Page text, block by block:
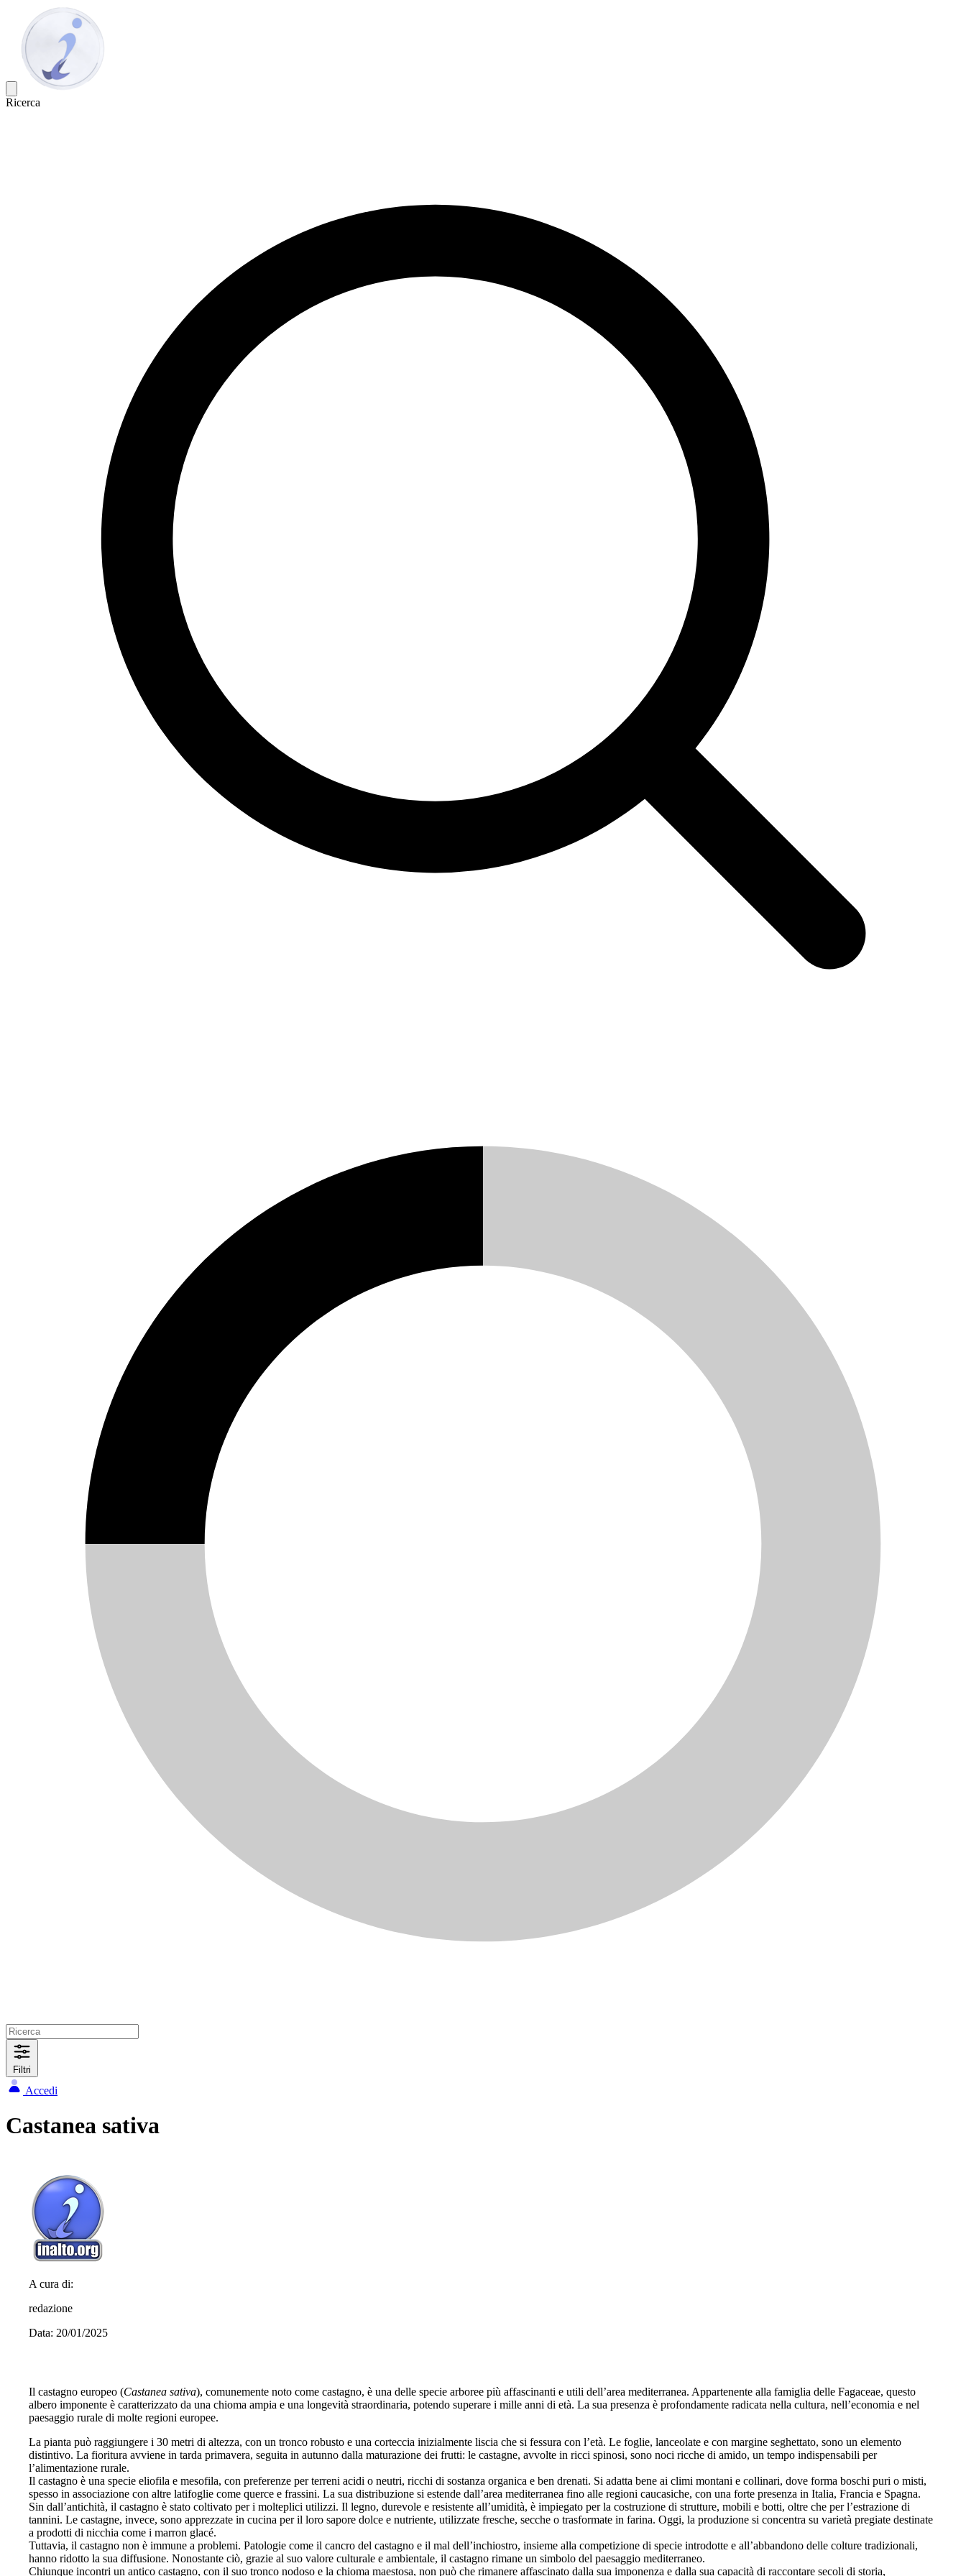
Ricerca
Filtri
Accedi
Castanea sativa
A cura di:
redazione
Data: 20/01/2025
Il castagno europeo (Castanea sativa), comunemente noto come castagno, è una delle specie arboree più affascinanti e utili dell’area mediterranea. Appartenente alla famiglia delle Fagaceae, questo
albero imponente è caratterizzato da una chioma ampia e una longevità straordinaria, potendo superare i mille anni di età. La sua presenza è profondamente radicata nella cultura, nell’economia e nel
paesaggio rurale di molte regioni europee.
La pianta può raggiungere i 30 metri di altezza, con un tronco robusto e una corteccia inizialmente liscia che si fessura con l’età. Le foglie, lanceolate e con margine seghettato, sono un elemento
distintivo. La fioritura avviene in tarda primavera, seguita in autunno dalla maturazione dei frutti: le castagne, avvolte in ricci spinosi, sono noci ricche di amido, un tempo indispensabili per
l’alimentazione rurale.
Il castagno è una specie eliofila e mesofila, con preferenze per terreni acidi o neutri, ricchi di sostanza organica e ben drenati. Si adatta bene ai climi montani e collinari, dove forma boschi puri o misti,
spesso in associazione con altre latifoglie come querce e frassini. La sua distribuzione si estende dall’area mediterranea fino alle regioni caucasiche, con una forte presenza in Italia, Francia e Spagna.
Sin dall’antichità, il castagno è stato coltivato per i molteplici utilizzi. Il legno, durevole e resistente all’umidità, è impiegato per la costruzione di strutture, mobili e botti, oltre che per l’estrazione di
tannini. Le castagne, invece, sono apprezzate in cucina per il loro sapore dolce e nutriente, utilizzate fresche, secche o trasformate in farina. Oggi, la produzione si concentra su varietà pregiate destinate
a prodotti di nicchia come i marron glacé.
Tuttavia, il castagno non è immune a problemi. Patologie come il cancro del castagno e il mal dell’inchiostro, insieme alla competizione di specie introdotte e all’abbandono delle colture tradizionali,
hanno ridotto la sua diffusione. Nonostante ciò, grazie al suo valore culturale e ambientale, il castagno rimane un simbolo del paesaggio mediterraneo.
Chiunque incontri un antico castagno, con il suo tronco nodoso e la chioma maestosa, non può che rimanere affascinato dalla sua imponenza e dalla sua capacità di raccontare secoli di storia,